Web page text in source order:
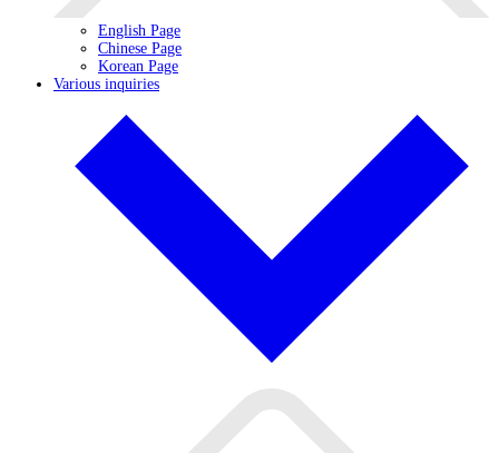
English Page
Chinese Page
Korean Page
Various inquiries